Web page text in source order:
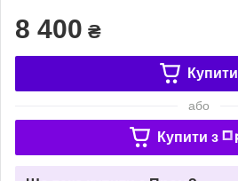
8 400 ₴
Купити
або
Купити з